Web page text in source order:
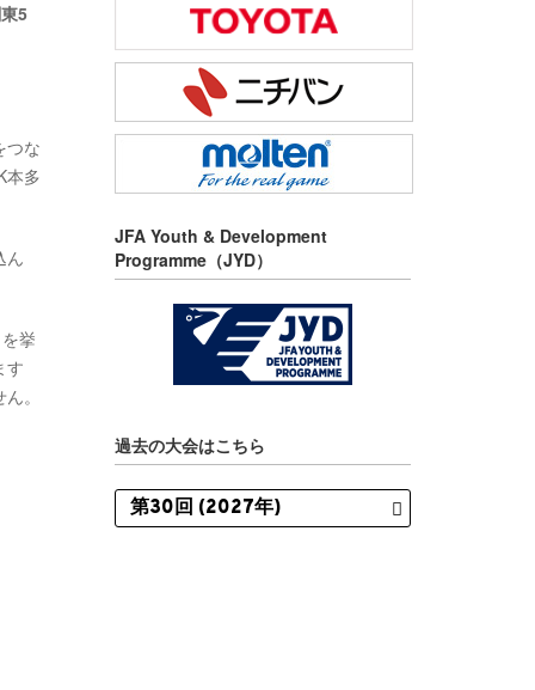
5
つな
本多
ん
挙
す
。
JFA Youth & Development
Programme（JYD）
過去の大会はこちら